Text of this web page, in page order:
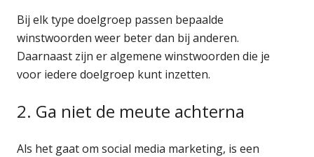
Bij elk type doelgroep passen bepaalde
winstwoorden weer beter dan bij anderen.
Daarnaast zijn er algemene winstwoorden die je
voor iedere doelgroep kunt inzetten.
2. Ga niet de meute achterna
Als het gaat om social media marketing, is een